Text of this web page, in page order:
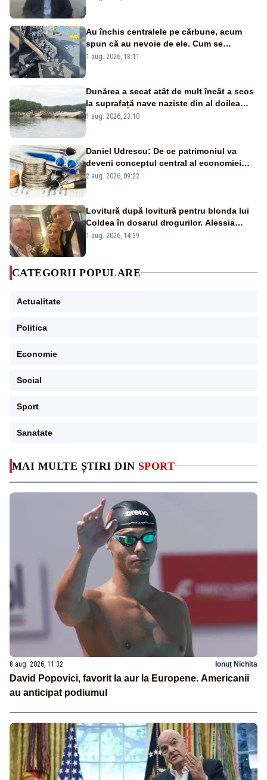
MAI MULTE ȘTIRI DIN SPORT
8 aug. 2026, 11:32 Ionuț Nichita
David Popovici, favorit la aur la Europene. Americanii
au anticipat podiumul
Au închis centralele pe cărbune, acum
spun că au nevoie de ele. Cum se
pasează vina în plină criză energetică
1 aug. 2026, 18:11
Dunărea a secat atât de mult încât a scos
la suprafață nave naziste din al doilea
război mondial
1 aug. 2026, 23:10
Daniel Udrescu: De ce patrimoniul va
deveni conceptul central al economiei
viitoare?
2 aug. 2026, 09:22
Lovitură după lovitură pentru blonda lui
Coldea în dosarul drogurilor. Alessia
Păcuraru explică decizia magistraților
1 aug. 2026, 14:39
CATEGORII POPULARE
Actualitate
Politica
Economie
Social
Sport
Sanatate